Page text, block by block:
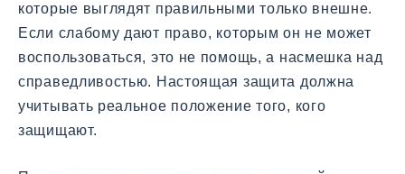
которые выглядят правильными только внешне.
Если слабому дают право, которым он не может
воспользоваться, это не помощь, а насмешка над
справедливостью. Настоящая защита должна
учитывать реальное положение того, кого
защищают.